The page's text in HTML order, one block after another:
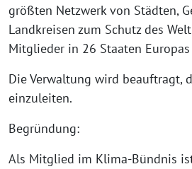
größten Netzwerk von Städten,
Landkreisen zum Schutz des
Mitglieder in 26 Staaten
Die Verwaltung wird beauftragt,
einzuleiten.
Begründung:
Als Mitglied im Klima-Bündnis